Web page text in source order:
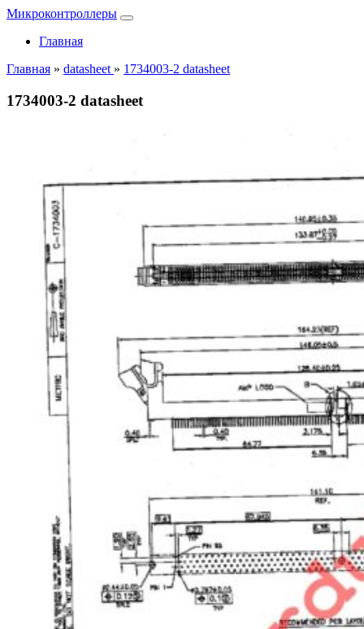
Микроконтроллеры
Главная
Главная » datasheet » 1734003-2 datasheet
1734003-2 datasheet